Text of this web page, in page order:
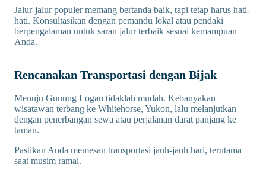
Jalur-jalur populer memang bertanda baik, tapi tetap harus hati-
hati. Konsultasikan dengan pemandu lokal atau pendaki
berpengalaman untuk saran jalur terbaik sesuai kemampuan
Anda.
Rencanakan Transportasi dengan Bijak
Menuju Gunung Logan tidaklah mudah. Kebanyakan
wisatawan terbang ke Whitehorse, Yukon, lalu melanjutkan
dengan penerbangan sewa atau perjalanan darat panjang ke
taman.
Pastikan Anda memesan transportasi jauh-jauh hari, terutama
saat musim ramai.